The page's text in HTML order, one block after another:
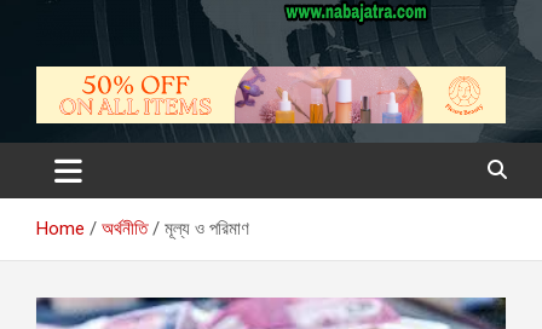
নবযাত্রা
সম্ভাবনার নতুন দিগন্ত
Home অর্থনীতি মূল্য ও পরিমাণ